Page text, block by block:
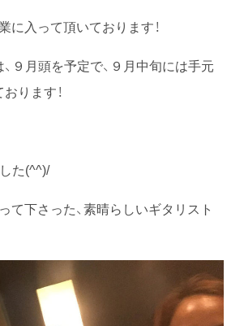
に入って頂いております！
９月頭を予定で、９月中旬には手元
ります！
た(^^)/
て下さった、素晴らしいギタリスト